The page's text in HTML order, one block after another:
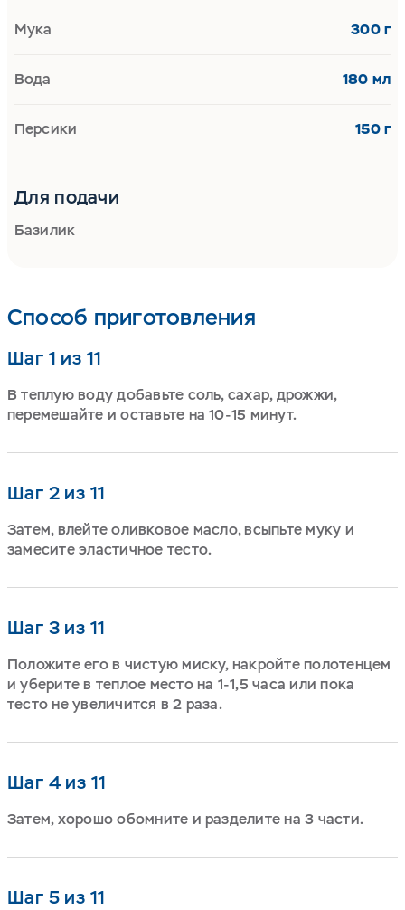
Способ приготовления
Шаг 1 из 11
В теплую воду добавьте соль, сахар, дрожжи,
перемешайте и оставьте на 10-15 минут.
Шаг 2 из 11
Затем, влейте оливковое масло, всыпьте муку и
замесите эластичное тесто.
Шаг 3 из 11
Положите его в чистую миску, накройте полотенцем
и уберите в теплое место на 1-1,5 часа или пока
тесто не увеличится в 2 раза.
Шаг 4 из 11
Затем, хорошо обомните и разделите на 3 части.
Шаг 5 из 11
Мука 300 г
Вода 180 мл
Персики 150 г
Для подачи
Базилик